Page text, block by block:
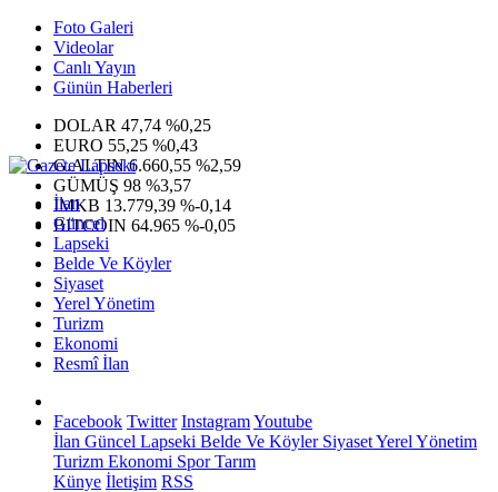
Foto Galeri
Videolar
Canlı Yayın
Günün Haberleri
DOLAR 47,74 %0,25
EURO 55,25 %0,43
G.ALTIN6.660,55 %2,59
GÜMÜŞ 98 %3,57
IMKB 13.779,39 %-0,14
BITCOIN 64.965 %-0,05
İlan
Güncel
Lapseki
Belde Ve Köyler
Siyaset
Yerel Yönetim
Turizm
Ekonomi
Resmî İlan
Facebook Twitter InstagramYoutube
İlan Güncel Lapseki Belde Ve KöylerSiyasetYerel Yönetim
Turizm Ekonomi SporTarım
Künye İletişim RSS